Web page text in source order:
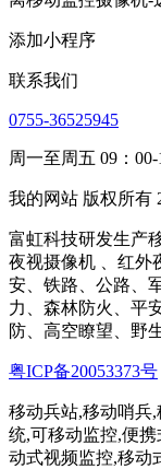
添加小程序
联系我们
0755-36525945
周一至周五 09：00-
我的网站 版权所有
富虹科技研发生产
夜视摄像机 、红外
安、铁路、公路、
力、森林防火、平
防、高空瞭望、野
粤ICP备20053373号
移动兵站,移动哨兵
统,可移动监控,便
动式视频监控,移动